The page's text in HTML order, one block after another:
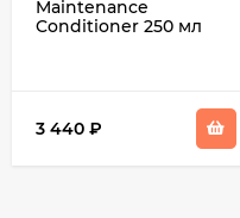
Maintenance
Conditioner 250 мл
3 440 ₽